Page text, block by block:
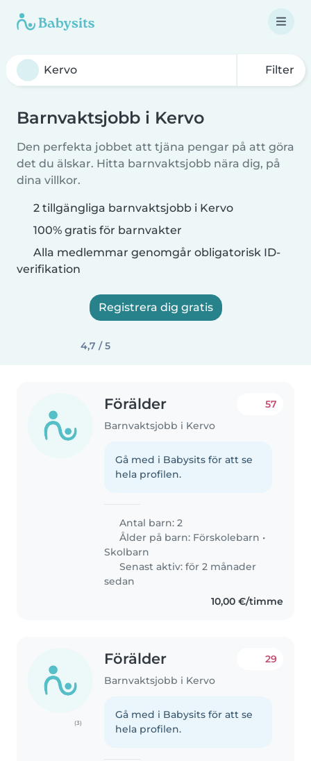
Filter
Barnvaktsjobb i Kervo
Den perfekta jobbet att tjäna pengar på att göra
det du älskar. Hitta barnvaktsjobb nära dig, på
dina villkor.
2 tillgängliga barnvaktsjobb i Kervo
100% gratis för barnvakter
Alla medlemmar genomgår obligatorisk ID-
verifikation
Registrera dig gratis
4,7 / 5
Förälder
Barnvaktsjobb i Kervo
57
Gå med i Babysits för att se
hela profilen.
Antal barn: 2
Ålder på barn: Förskolebarn •
Skolbarn
Senast aktiv: för 2 månader
sedan
10,00 €/timme
(3)
Förälder
Barnvaktsjobb i Kervo
29
Gå med i Babysits för att se
hela profilen.